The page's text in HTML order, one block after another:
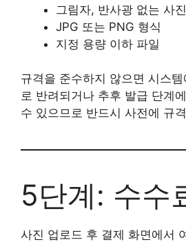
그림자, 반사광 없는 사진
JPG 또는 PNG 형식
지정 용량 이하 파일
규격을 준수하지 않으면 시스
로 반려되거나 추후 발급 단계
수 있으므로 반드시 사전에 규
5단계: 수수
사진 업로드 후 결제 화면에서